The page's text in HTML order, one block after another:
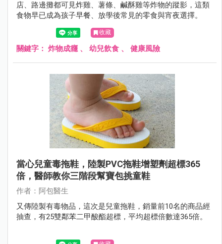
店、路邊攤都可見炸雞、薯條、鹹酥雞等炸物的蹤影，這類
食物早已成為孩子早餐、放學後常見的零食與宵夜選擇。
收藏
關鍵字： 炸物成癮 、 幼兒飲食 、 健康風險
當心兒童毒拖鞋，陸製PVC拖鞋增塑劑超標365
倍，醫師教你三階段幫寶包挑童鞋
作者：阿包醫生
又傳陸製有毒物品，這次是兒童拖鞋，銷量前10名的商品經
抽查，有25雙鄰苯二甲酸酯超標，平均超標倍數達365倍。